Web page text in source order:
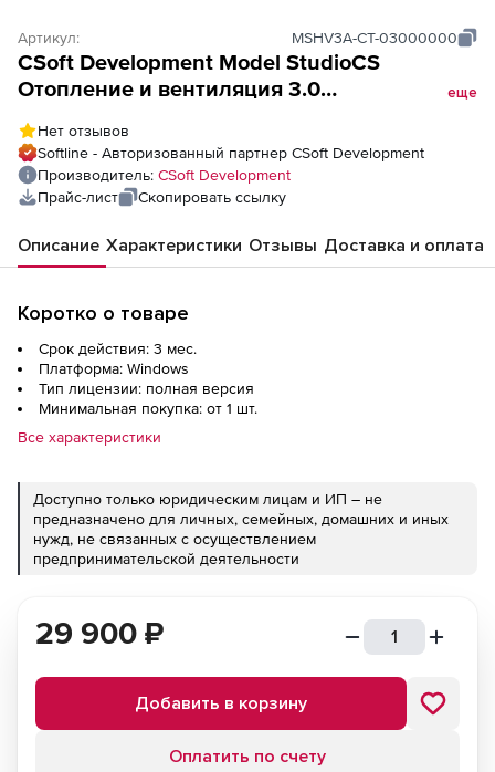
Артикул: MSHV3A-CT-03000000
CSoft Development Model StudioCS
Отопление и вентиляция 3.0
сетевая лицензия, доп. место
еще
Нет отзывов
Softline - Авторизованный партнер CSoft Development
Производитель: CSoft Development
Прайс-лист
Скопировать ссылку
Описание Характеристики Отзывы Доставка и оплата
Коротко о товаре
Срок действия: 3 мес.
Платформа: Windows
Тип лицензии: полная версия
Минимальная покупка: от 1 шт.
Все характеристики
Доступно только юридическим лицам и ИП – не
предназначено для личных, семейных, домашних и иных
нужд, не связанных с осуществлением
предпринимательской деятельности
29 900 ₽
Добавить в корзину
Оплатить по счету